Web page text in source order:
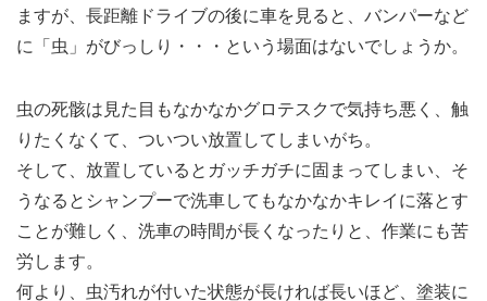
ますが、長距離ドライブの後に車を見ると、バンパーなど
に「虫」がびっしり・・・という場面はないでしょうか。
虫の死骸は見た目もなかなかグロテスクで気持ち悪く、触
りたくなくて、ついつい放置してしまいがち。
そして、放置しているとガッチガチに固まってしまい、そ
うなるとシャンプーで洗車してもなかなかキレイに落とす
ことが難しく、洗車の時間が長くなったりと、作業にも苦
労します。
何より、虫汚れが付いた状態が長ければ長いほど、塗装に